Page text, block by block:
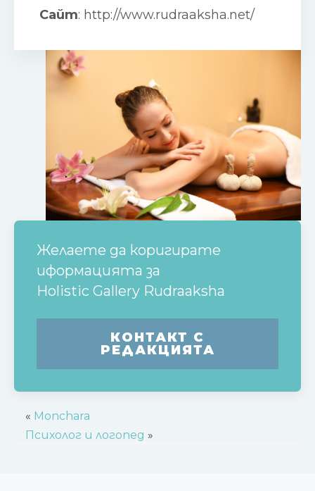
Сайт: http://www.rudraaksha.net/
Желаете да коригирате
иформацията за
Holistic Gallery Rudraaksha
КОНТАКТ С
РЕДАКЦИЯТА
« Monchara
Психолог и логопед »